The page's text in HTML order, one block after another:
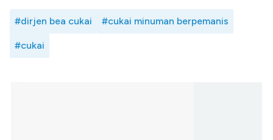
#dirjen bea cukai #cukai minuman berpemanis
#cukai